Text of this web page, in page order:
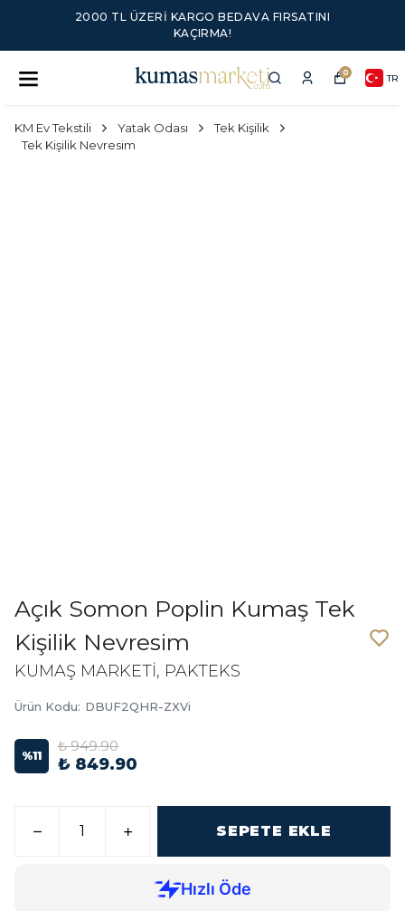
2000 TL ÜZERI KARGO BEDAVA FIRSATINI
KAÇIRMA!
0 TR
KM Ev Tekstili Yatak Odası
Tek Kişilik
Tek Kişilik Nevresim
Açık Somon Poplin Kumaş Tek
Kişilik Nevresim
KUMAŞ MARKETİ, PAKTEKS
Ürün Kodu: DBUF2QHR-ZXVi
%11
₺ 949.90
₺ 849.90
SEPETE EKLE